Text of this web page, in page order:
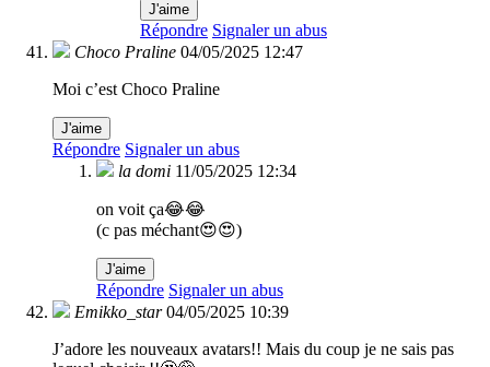
J'aime
Répondre Signaler un abus
Choco Praline 04/05/2025 12:47
Moi c’est Choco Praline
J'aime
Répondre Signaler un abus
la domi 11/05/2025 12:34
on voit ça😂😂
(c pas méchant😍😍)
J'aime
Répondre Signaler un abus
Emikko_star 04/05/2025 10:39
J’adore les nouveaux avatars!! Mais du coup je ne sais pas